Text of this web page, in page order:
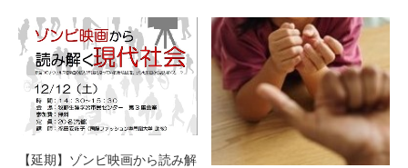
【延期】ゾンビ映画から読み解